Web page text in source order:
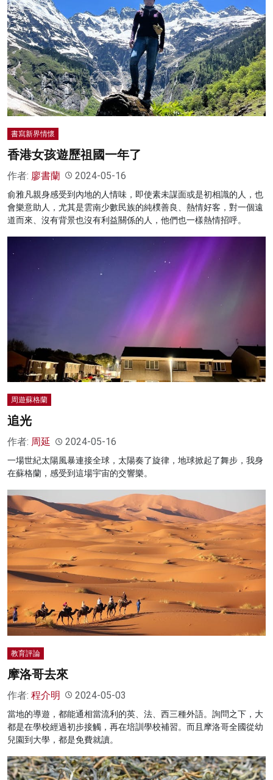
書寫新界情懷
香港女孩遊歷祖國一年了
作者: 廖書蘭 2024-05-16
俞雅凡親身感受到內地的人情味，即使素未謀面或是初相識的人，也
會樂意助人，尤其是雲南少數民族的純樸善良、熱情好客，對一個遠
道而來、沒有背景也沒有利益關係的人，他們也一樣熱情招呼。
周遊蘇格蘭
追光
作者: 周延 2024-05-16
一場世紀太陽風暴連接全球，太陽奏了旋律，地球掀起了舞步，我身
在蘇格蘭，感受到這場宇宙的交響樂。
教育評論
摩洛哥去來
作者: 程介明 2024-05-03
當地的導遊，都能通相當流利的英、法、西三種外語。詢問之下，大
都是在學校經過初步接觸，再在培訓學校補習。而且摩洛哥全國從幼
兒園到大學，都是免費就讀。